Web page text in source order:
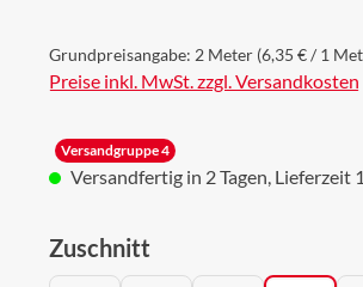
Grundpreisangabe: 2 Meter (6,35 € / 1
Preise inkl. MwSt. zzgl. Versandkosten
Versandgruppe 4
Versandfertig in 2 Tagen, Lieferzeit
Zuschnitt